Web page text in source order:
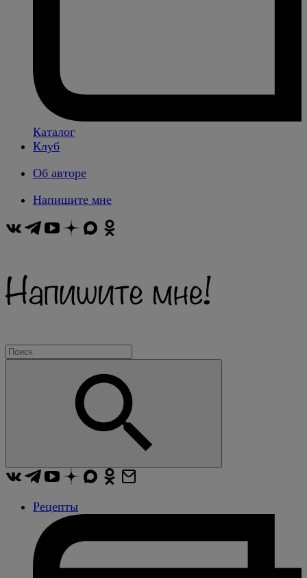
Каталог
Клуб
Об авторе
Напишите мне
Рецепты